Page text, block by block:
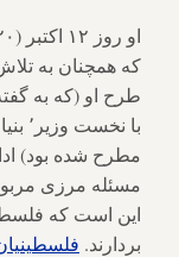
او روز ۱۲ اکتبر (۲۰ مهر) در قاهره٬ در
که همچنان به
طرح او (که به
با
مطرح شده بود)
این است که
بردارند.